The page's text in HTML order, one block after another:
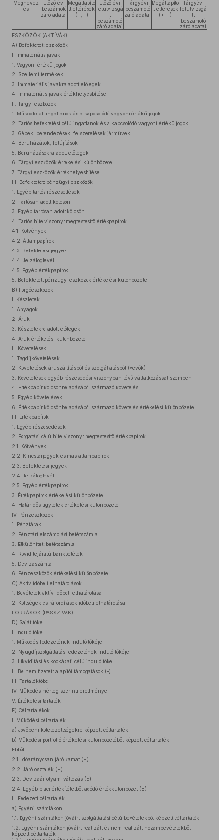
Megnevez
és
Előző évi
beszámoló
záró adatai
Megállapíto
tt eltérések
(+, –)
Előző évi
felülvizsgá
lt
beszámoló
záró adatai
Tárgyévi
beszámoló
záró adatai
Megállapíto
tt eltérések
(+, –)
Tárgyévi
felülvizsgá
lt
beszámoló
záró adatai
ESZKÖZÖK (AKTÍVÁK)
A) Befektetett eszközök
I. Immateriális javak
1. Vagyoni értékű jogok
2. Szellemi termékek
3. Immateriális javakra adott előlegek
4. Immateriális javak értékhelyesbítése
II. Tárgyi eszközök
1. Működtetett ingatlanok és a kapcsolódó vagyoni értékű jogok
2. Tartós befektetési célú ingatlanok és a kapcsolódó vagyoni értékű jogok
3. Gépek, berendezések, felszerelések járművek
4. Beruházások, felújítások
5. Beruházásokra adott előlegek
6. Tárgyi eszközök értékelési különbözete
7. Tárgyi eszközök értékhelyesbítése
III. Befektetett pénzügyi eszközök
1. Egyéb tartós részesedések
2. Tartósan adott kölcsön
3. Egyéb tartósan adott kölcsön
4. Tartós hitelviszonyt megtestesítő értékpapírok
4.1. Kötvények
4.2. Állampapírok
4.3. Befektetési jegyek
4.4. Jelzáloglevél
4.5. Egyéb értékpapírok
5. Befektetett pénzügyi eszközök értékelési különbözete
B) Forgóeszközök
I. Készletek
1. Anyagok
2. Áruk
3. Készletekre adott előlegek
4. Áruk értékelési különbözete
II. Követelések
1. Tagdíjkövetelések
2. Követelések áruszállításból és szolgáltatásból (vevők)
3. Követelések egyéb részesedési viszonyban lévő vállalkozással szemben
4. Értékpapír kölcsönbe adásából származó követelés
5. Egyéb követelések
6. Értékpapír kölcsönbe adásából származó követelés értékelési különbözete
III. Értékpapírok
1. Egyéb részesedések
2. Forgatási célú hitelviszonyt megtestesítő értékpapírok
2.1. Kötvények
2.2. Kincstárjegyek és más állampapírok
2.3. Befektetési jegyek
2.4. Jelzáloglevél
2.5. Egyéb értékpapírok
3. Értékpapírok értékelési különbözete
4. Határidős ügyletek értékelési különbözete
IV. Pénzeszközök
1. Pénztárak
2. Pénztári elszámolási betétszámla
3. Elkülönített betétszámla
4. Rövid lejáratú bankbetétek
5. Devizaszámla
6. Pénzeszközök értékelési különbözete
C) Aktív időbeli elhatárolások
1. Bevételek aktív időbeli elhatárolása
2. Költségek és ráfordítások időbeli elhatárolása
FORRÁSOK (PASSZÍVÁK)
D) Saját tőke
I. Induló tőke
1. Működés fedezetének induló tőkéje
2. Nyugdíjszolgáltatás fedezetének induló tőkéje
3. Likviditási és kockázati célú induló tőke
II. Be nem fizetett alapítói támogatások (–)
III. Tartaléktőke
IV. Működés mérleg szerinti eredménye
V. Értékelési tartalék
E) Céltartalékok
I. Működési céltartalék
a) Jövőbeni kötelezettségekre képzett céltartalék
b) Működési portfolió értékelési különbözetéből képzett céltartalék
Ebből:
2.1. Időarányosan járó kamat (+)
2.2. Járó osztalék (+)
2.3. Devizaárfolyam-változás (±)
2.4. Egyéb piaci értékítéletből adódó értékkülönbözet (±)
II. Fedezeti céltartalék
a) Egyéni számlákon
1.1. Egyéni számlákon jóváírt szolgáltatási célú bevételekből képzett céltartalék
1.2. Egyéni számlákon jóváírt realizált és nem realizált hozambevételekből
képzett céltartalék